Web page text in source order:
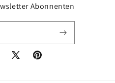
Abonnenten
X
Pinterest